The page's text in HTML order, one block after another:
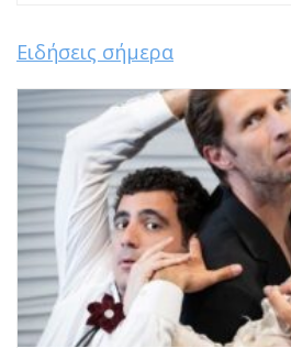
Ειδήσεις σήμερα